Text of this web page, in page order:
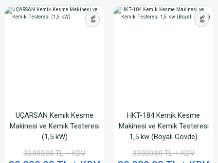
%9
UÇARSAN Kemik Kesme
Makinesi ve Kemik Testeresi
(1,5 kW)
33.000,00 TL + KDV
%9
HKT-184 Kemik Kesme
Makinesi ve Kemik Testeresi
1,5 kw (Boyalı Gövde)
33.000,00 TL + KDV